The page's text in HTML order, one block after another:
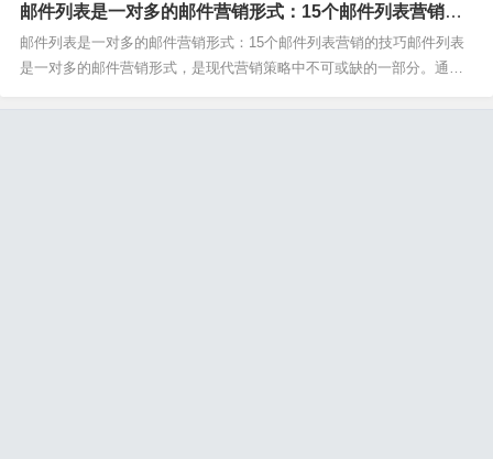
用户的购买历史和偏好来定制邮件内容。这不仅提高了打开率，还增强
了用户的参...
邮件列表是一对多的邮件营销形式：15个邮件列表营销的
技巧
邮件列表是一对多的邮件营销形式：15个邮件列表营销的技巧邮件列表
是一对多的邮件营销形式，是现代营销策略中不可或缺的一部分。通过